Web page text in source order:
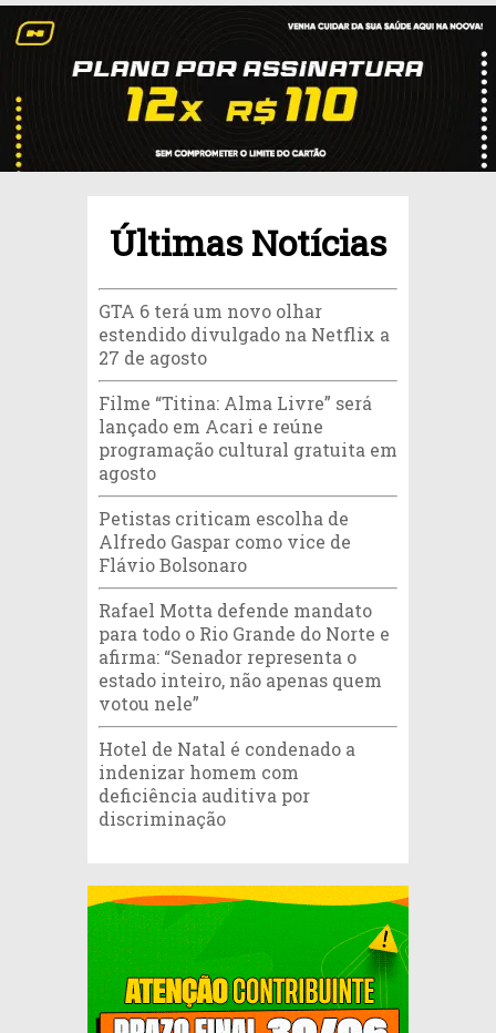
Últimas Notícias
GTA 6 terá um novo olhar
estendido divulgado na Netflix a
27 de agosto
Filme “Titina: Alma Livre” será
lançado em Acari e reúne
programação cultural gratuita em
agosto
Petistas criticam escolha de
Alfredo Gaspar como vice de
Flávio Bolsonaro
Rafael Motta defende mandato
para todo o Rio Grande do Norte e
afirma: “Senador representa o
estado inteiro, não apenas quem
votou nele”
Hotel de Natal é condenado a
indenizar homem com
deficiência auditiva por
discriminação